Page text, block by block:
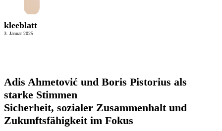
kleeblatt
3. Januar 2025
Adis Ahmetović und Boris Pistorius als
starke Stimmen
Sicherheit, sozialer Zusammenhalt und
Zukunftsfähigkeit im Fokus